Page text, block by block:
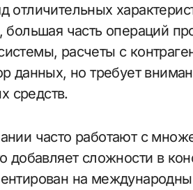
отличительных
часть операций
расчеты с
данных, но требует
средств.
часто работают с
добавляет сложности в
на